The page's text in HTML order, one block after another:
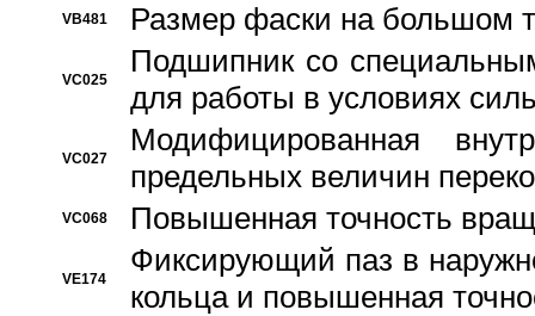
VB481 Размер фаски на большом
VC025
Подшипник со
для работы в условиях
VC027
Модифицированная
предельных величин
VC068 Повышенная точность
VE174
Фиксирующий паз в
кольца и повышенная